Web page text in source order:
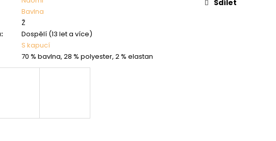
Bavlna
Ž
:
Dospělí (13 let a více)
S kapucí
70 % bavlna, 28 % polyester, 2 % elastan
Sdílet